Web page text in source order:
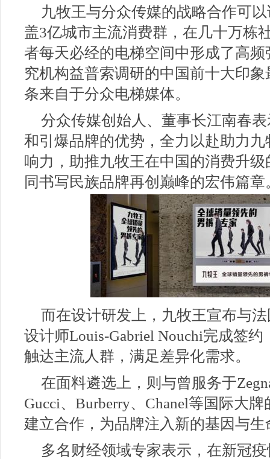
九牧王与分众传媒的战略合作可
盖3亿城市主流消费群，在几十万栋
者每天必经的电梯空间中形成了高
究机构益普索调研的中国前十大印
条来自于分众电梯媒体。
分众传媒创始人、董事长江南春
和引爆品牌的优势，全力以赴助力
响力，助推九牧王在中国的消费升
同书写民族品牌再创巅峰的宏伟篇章
而在设计研发上，九牧王宣布与
设计师Louis-Gabriel Nouchi完成签
触达主流人群，满足差异化需求。
在面料遴选上，则与曾服务于
Gucci、Burberry、Chanel等国际大
建立合作，为品牌注入新的基因与生
多名财经领域专家表示，在新冠